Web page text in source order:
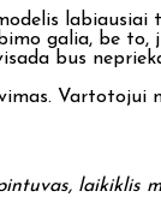
galia, be to,
bus
Vartotojui
laikiklis